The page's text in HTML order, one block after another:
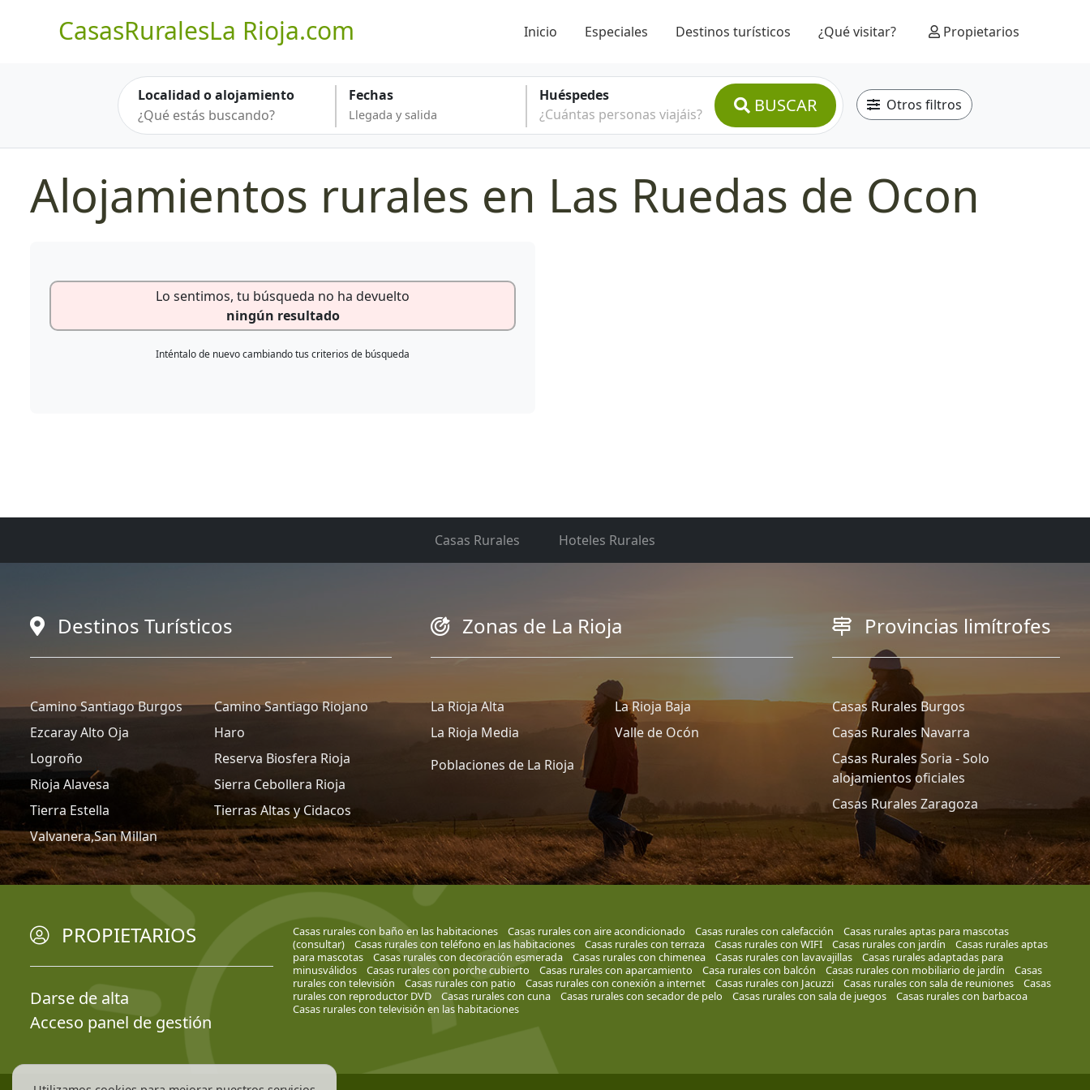
CasasRuralesLa Rioja.com Inicio Especiales Destinos turísticos ¿Qué visitar? Propietarios
Localidad o alojamiento Fechas
Huéspedes
¿Cuántas personas viajáis?
BUSCAR Otros filtros
Alojamientos rurales en Las Ruedas de Ocon
Lo sentimos, tu búsqueda no ha devuelto
ningún resultado
Inténtalo de nuevo cambiando tus criterios de búsqueda
Casas Rurales Hoteles Rurales
Destinos Turísticos
Camino Santiago Burgos
Camino Santiago Riojano
Ezcaray Alto Oja
Haro
Logroño
Reserva Biosfera Rioja
Rioja Alavesa
Sierra Cebollera Rioja
Tierra Estella
Tierras Altas y Cidacos
Valvanera,San Millan
Zonas de La Rioja
La Rioja Alta
La Rioja Baja
La Rioja Media
Valle de Ocón
Poblaciones de La Rioja
Provincias limítrofes
Casas Rurales Burgos
Casas Rurales Navarra
Casas Rurales Soria - Solo
alojamientos oficiales
Casas Rurales Zaragoza
PROPIETARIOS
Darse de alta
Acceso panel de gestión
Casas rurales con baño en las habitaciones Casas rurales con aire acondicionado Casas rurales con calefacción
Casas rurales aptas para mascotas
(consultar)
Casas rurales con teléfono en las habitaciones Casas rurales con terraza Casas rurales con WIFI Casas rurales con jardín
Casas rurales aptas
para mascotas
Casas rurales con decoración esmerada Casas rurales con chimenea Casas rurales con lavavajillas
Casas rurales adaptadas para
minusválidos
Casas rurales con porche cubierto Casas rurales con aparcamiento Casa rurales con balcón Casas rurales con mobiliario de jardín
Casas
rurales con televisión
Casas rurales con patio Casas rurales con conexión a internet Casas rurales con Jacuzzi Casas rurales con sala de reuniones
Casas
rurales con reproductor DVD
Casas rurales con cuna Casas rurales con secador de pelo Casas rurales con sala de juegos
Casas rurales con barbacoa
Casas rurales con televisión en las habitaciones